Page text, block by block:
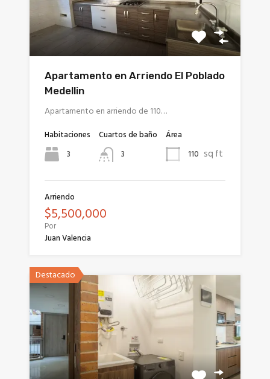
Apartamento en Arriendo El Poblado
Medellin
Apartamento en arriendo de 110…
Habitaciones
3
Cuartos de baño
3
Área
110 sq ft
Arriendo
$5,500,000
Por
Juan Valencia
Destacado